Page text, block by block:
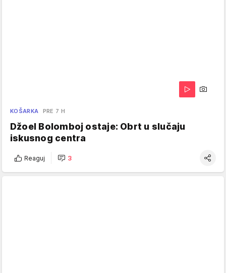
KOŠARKA PRE 7 H
Džoel Bolomboj ostaje: Obrt u slučaju
iskusnog centra
Reaguj 3